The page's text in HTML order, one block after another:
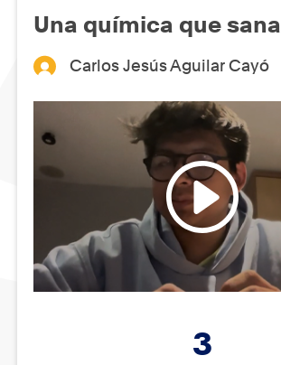
Una química que sana
Carlos Jesús Aguilar Cayó
3